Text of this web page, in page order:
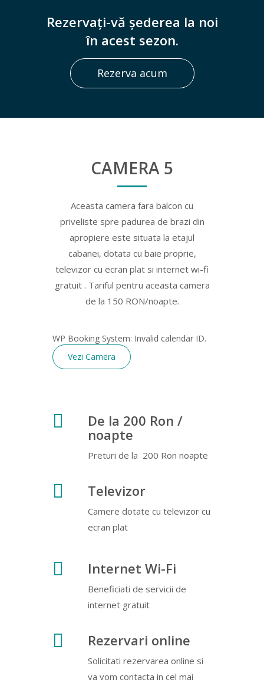
Rezervați-vă șederea la noi
în acest sezon.
Rezerva acum
CAMERA 5
Aceasta camera fara balcon cu
priveliste spre padurea de brazi din
apropiere este situata la etajul
cabanei, dotata cu baie proprie,
televizor cu ecran plat si internet wi-fi
gratuit . Tariful pentru aceasta camera
de la 150 RON/noapte.
WP Booking System: Invalid calendar ID.
Vezi Camera
De la 200 Ron /
noapte
Preturi de la 200 Ron noapte
Televizor
Camere dotate cu televizor cu
ecran plat
Internet Wi-Fi
Beneficiati de servicii de
internet gratuit
Rezervari online
Solicitati rezervarea online si
va vom contacta in cel mai